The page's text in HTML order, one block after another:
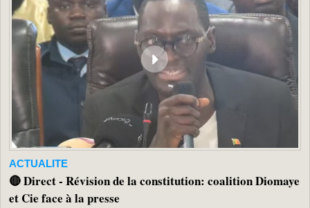
ACTUALITE
🔴 Direct - Révision de la constitution: coalition Diomaye
et Cie face à la presse